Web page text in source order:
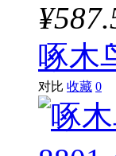
啄木
对比 收藏 0